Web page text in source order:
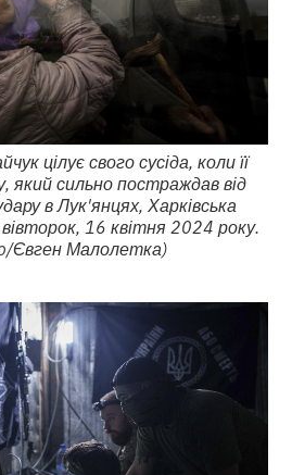
цілує свого сусіда, коли її
який сильно постраждав від
в Лук'янцях, Харківська
16 квітня 2024 року.
Євген Малолетка)